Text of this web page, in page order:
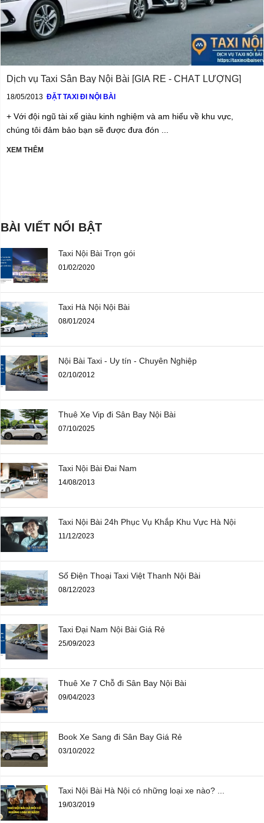
Dịch vụ Taxi Sân Bay Nội Bài [GIÁ RẺ - CHẤT LƯỢNG]
18/05/2013 ĐẶT TAXI ĐI NỘI BÀI
+ Với đội ngũ tài xế giàu kinh nghiệm và am hiểu về khu vực,
chúng tôi đảm bảo bạn sẽ được đưa đón ...
XEM THÊM
BÀI VIẾT NỔI BẬT
Taxi Nội Bài Trọn gói
01/02/2020
Taxi Hà Nội Nội Bài
08/01/2024
Nội Bài Taxi - Uy tín - Chuyên Nghiệp
02/10/2012
Thuê Xe Vip đi Sân Bay Nội Bài
07/10/2025
Taxi Nội Bài Đai Nam
14/08/2013
Taxi Nội Bài 24h Phục Vụ Khắp Khu Vực Hà Nội
11/12/2023
Số Điện Thoại Taxi Việt Thanh Nội Bài
08/12/2023
Taxi Đại Nam Nội Bài Giá Rẻ
25/09/2023
Thuê Xe 7 Chỗ đi Sân Bay Nội Bài
09/04/2023
Book Xe Sang đi Sân Bay Giá Rẻ
03/10/2022
Taxi Nội Bài Hà Nội có những loại xe nào? ...
19/03/2019